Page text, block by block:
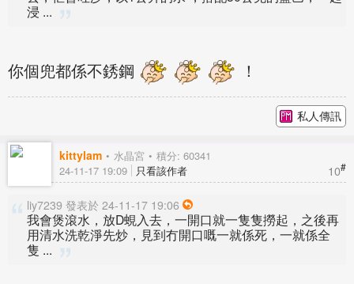
浸 ...
你個兜都係不銹鋼 ！
私人傳訊
kittylam 水晶宮 積分: 60341
10#
24-11-17 19:09 只看該作者
liy7239 發表於 24-11-17 19:06
我會煲滾水，放D蜆入去，一開口就一隻隻撈起，之後再
用清水洗乾淨先炒，見到冇開口嘅一就係死，一就係全
隻 ...